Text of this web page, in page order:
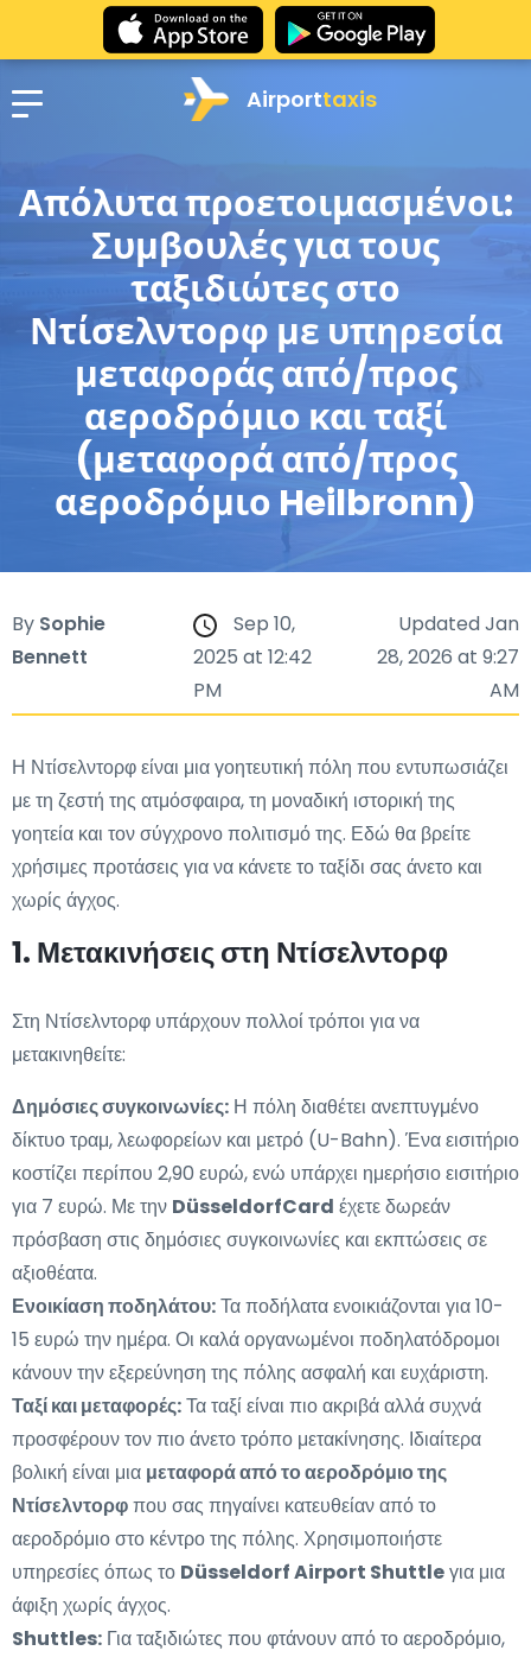
Airporttaxis
Απόλυτα προετοιμασμένοι:
Συμβουλές για τους
ταξιδιώτες στο
Ντίσελντορφ με υπηρεσία
μεταφοράς από/προς
αεροδρόμιο και ταξί
(μεταφορά από/προς
αεροδρόμιο Heilbronn)
By Sophie
Bennett
Sep 10,
2025 at 12:42
PM
Updated Jan
28, 2026 at 9:27
AM
Η Ντίσελντορφ είναι μια γοητευτική πόλη που εντυπωσιάζει
με τη ζεστή της ατμόσφαιρα, τη μοναδική ιστορική της
γοητεία και τον σύγχρονο πολιτισμό της. Εδώ θα βρείτε
χρήσιμες προτάσεις για να κάνετε το ταξίδι σας άνετο και
χωρίς άγχος.
1. Μετακινήσεις στη Ντίσελντορφ
Στη Ντίσελντορφ υπάρχουν πολλοί τρόποι για να
μετακινηθείτε:
Δημόσιες συγκοινωνίες: Η πόλη διαθέτει ανεπτυγμένο
δίκτυο τραμ, λεωφορείων και μετρό (U-Bahn). Ένα εισιτήριο
κοστίζει περίπου 2,90 ευρώ, ενώ υπάρχει ημερήσιο εισιτήριο
για 7 ευρώ. Με την DüsseldorfCard έχετε δωρεάν
πρόσβαση στις δημόσιες συγκοινωνίες και εκπτώσεις σε
αξιοθέατα.
Ενοικίαση ποδηλάτου:Τα ποδήλατα ενοικιάζονται για 10-
15 ευρώ την ημέρα. Οι καλά οργανωμένοι ποδηλατόδρομοι
κάνουν την εξερεύνηση της πόλης ασφαλή και ευχάριστη.
Ταξί και μεταφορές:Τα ταξί είναι πιο ακριβά αλλά συχνά
προσφέρουν τον πιο άνετο τρόπο μετακίνησης. Ιδιαίτερα
βολική είναι μια μεταφορά από το αεροδρόμιο της
Ντίσελντορφπου σας πηγαίνει κατευθείαν από το
αεροδρόμιο στο κέντρο της πόλης. Χρησιμοποιήστε
υπηρεσίες όπως το Düsseldorf Airport Shuttleγια μια
άφιξη χωρίς άγχος.
Shuttles: Για ταξιδιώτες που φτάνουν από το αεροδρόμιο,